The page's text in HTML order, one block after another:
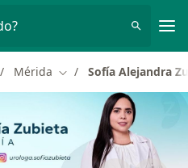
Mérida Cambiar de ciudad
Sofía Alejandra